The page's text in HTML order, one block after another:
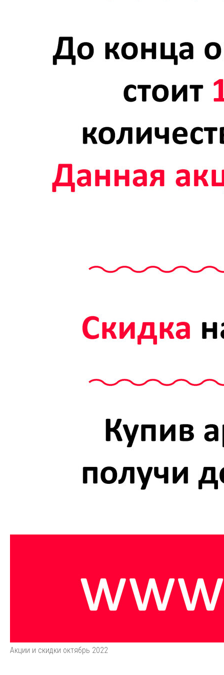
Акции и скидки октябрь 2022